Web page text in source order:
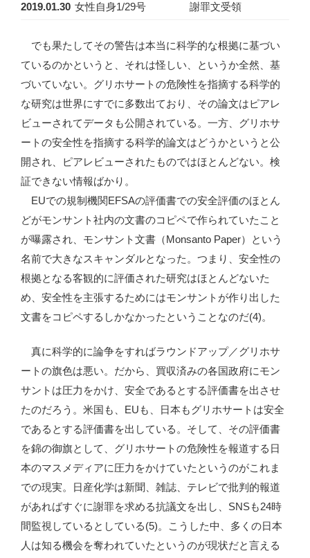
2019.01.30 女性自身1/29号 謝罪文受領
でも果たしてその警告は本当に科学的な根拠に基づい
ているのかというと、それは怪しい、というか全然、基
づいていない。グリホサートの危険性を指摘する科学的
な研究は世界にすでに多数出ており、その論文はピアレ
ビューされてデータも公開されている。一方、グリホサ
ートの安全性を指摘する科学的論文はどうかというと公
開され、ピアレビューされたものではほとんどない。検
証できない情報ばかり。
EUでの規制機関EFSAの評価書での安全評価のほとん
どがモンサント社内の文書のコピペで作られていたこと
が曝露され、モンサント文書（Monsanto Paper）という
名前で大きなスキャンダルとなった。つまり、安全性の
根拠となる客観的に評価された研究はほとんどないた
め、安全性を主張するためにはモンサントが作り出した
文書をコピペするしかなかったということなのだ(4)。
真に科学的に論争をすればラウンドアップ／グリホサ
ートの旗色は悪い。だから、買収済みの各国政府にモン
サントは圧力をかけ、安全であるとする評価書を出させ
たのだろう。米国も、EUも、日本もグリホサートは安全
であるとする評価書を出している。そして、その評価書
を錦の御旗として、グリホサートの危険性を報道する日
本のマスメディアに圧力をかけていたというのがこれま
での現実。日産化学は新聞、雑誌、テレビで批判的報道
があればすぐに謝罪を求める抗議文を出し、SNSも24時
間監視しているとしている(5)。こうした中、多くの日本
人は知る機会を奪われていたというのが現状だと言える